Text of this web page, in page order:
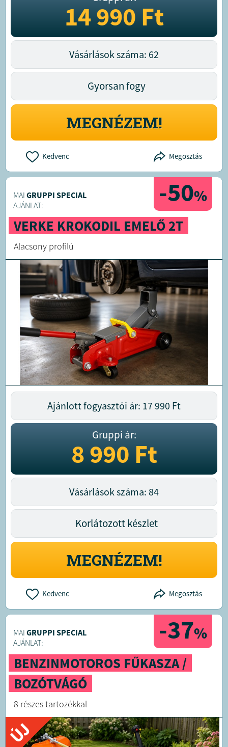
14 990Ft
Vásárlások száma: 62
Gyorsan fogy
MEGNÉZEM!
Kedvenc Megosztás
-50%
MAI GRUPPI SPECIAL
AJÁNLAT:
VERKE KROKODIL EMELŐ 2T
Alacsony profilú
Ajánlott fogyasztói ár: 17 990 Ft
Gruppi ár:
8 990Ft
Vásárlások száma: 84
Korlátozott készlet
MEGNÉZEM!
Kedvenc Megosztás
-37%
MAI GRUPPI SPECIAL
AJÁNLAT:
BENZINMOTOROS FŰKASZA /
BOZÓTVÁGÓ
8 részes tartozékkal
ÚJ